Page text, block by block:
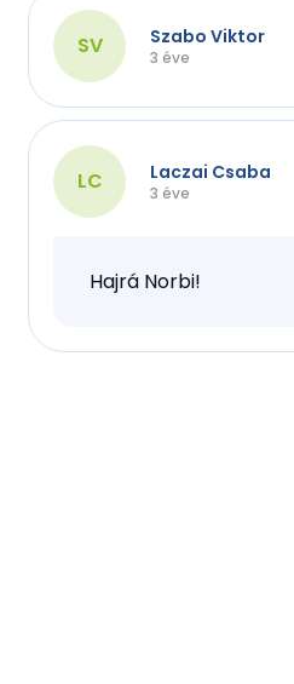
SV Szabo Viktor
3 éve
LC Laczai Csaba
3 éve
Hajrá Norbi!